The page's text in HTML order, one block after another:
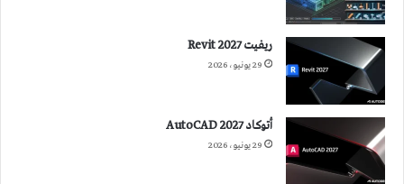
ريفيت 2027 Revit
29 يونيو، 2026
أتوكاد 2027 AutoCAD
29 يونيو، 2026